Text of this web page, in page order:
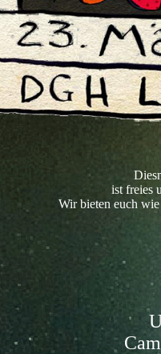
ist freies
Wir bieten euch